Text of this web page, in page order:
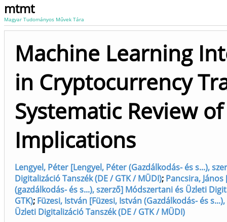
mtmt
Magyar Tudományos Művek Tára
Machine Learning
in Cryptocurrency
Systematic Review
Implications
Lengyel, Péter [Lengyel, Péter (Gazdálkodás- és s...),
Digitalizáció Tanszék (DE / GTK / MÜDI); Pancsira, János
(gazdálkodás- és s...), szerző] Módszertani és Üzleti
GTK); Füzesi, István [Füzesi, István (Gazdálkodás- és
Üzleti Digitalizáció Tanszék (DE / GTK / MÜDI)